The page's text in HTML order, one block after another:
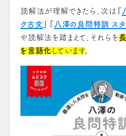
読解法が理解できたら、次は『
ク古文 』『 八澤の良問特訓 スタ
や読解法を踏まえて、それらを
を言語化 しています。